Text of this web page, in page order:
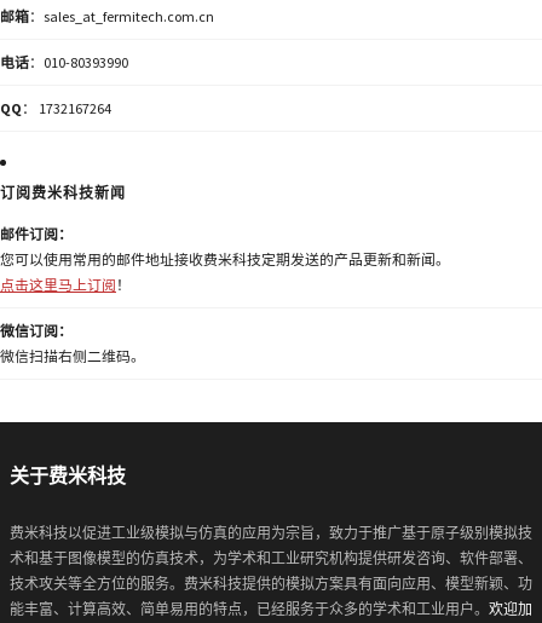
邮箱：sales_at_fermitech.com.cn
电话：010-80393990
QQ ： 1732167264
订阅费米科技新闻
邮件订阅：
您可以使用常用的邮件地址接收费米科技定期发送的产品更新和新闻。
点击这里马上订阅 ！
微信订阅：
微信扫描右侧二维码。
关于费米科技
费米科技以促进工业级模拟与仿真的应用为宗旨，致力于推广基于原子级别模拟技
术和基于图像模型的仿真技术，为学术和工业研究机构提供研发咨询、软件部署、
技术攻关等全方位的服务。费米科技提供的模拟方案具有面向应用、模型新颖、功
能丰富、计算高效、简单易用的特点，已经服务于众多的学术和工业用户。 欢迎加